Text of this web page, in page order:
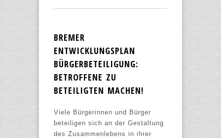
BREMER
ENTWICKLUNGSPLAN
BÜRGERBETEILIGUNG:
BETROFFENE ZU
BETEILIGTEN MACHEN!
Viele Bürgerinnen und Bürger
beteiligen sich an der Gestaltung
des Zusammenlebens in ihrer